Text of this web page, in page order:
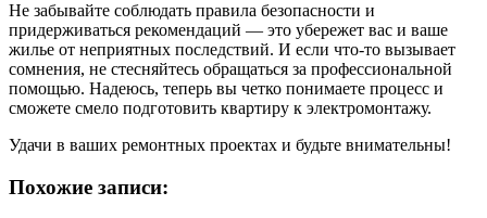
Не забывайте соблюдать правила безопасности и
придерживаться рекомендаций — это убережет вас и ваше
жилье от неприятных последствий. И если что-то вызывает
сомнения, не стесняйтесь обращаться за профессиональной
помощью. Надеюсь, теперь вы четко понимаете процесс и
сможете смело подготовить квартиру к электромонтажу.
Удачи в ваших ремонтных проектах и будьте внимательны!
Похожие записи: